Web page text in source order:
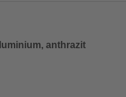
anthrazit